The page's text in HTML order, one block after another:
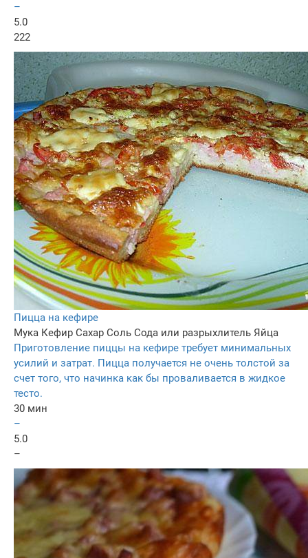
–
5.0
222
Пицца на кефире
Мука Кефир Сахар Соль Сода или разрыхлитель Яйца
Приготовление пиццы на кефире требует минимальных
усилий и затрат. Пицца получается не очень толстой за
счет того, что начинка как бы проваливается в жидкое
тесто.
30 мин
–
5.0
–